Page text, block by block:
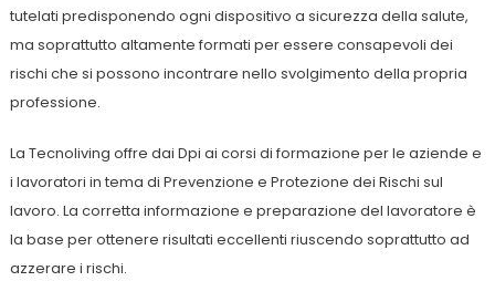
tutelati predisponendo ogni dispositivo a sicurezza della salute,
ma soprattutto altamente formati per essere consapevoli dei
rischi che si possono incontrare nello svolgimento della propria
professione.
La Tecnoliving offre dai Dpi ai corsi di formazione per le aziende e
i lavoratori in tema di Prevenzione e Protezione dei Rischi sul
lavoro. La corretta informazione e preparazione del lavoratore è
la base per ottenere risultati eccellenti riuscendo soprattutto ad
azzerare i rischi.